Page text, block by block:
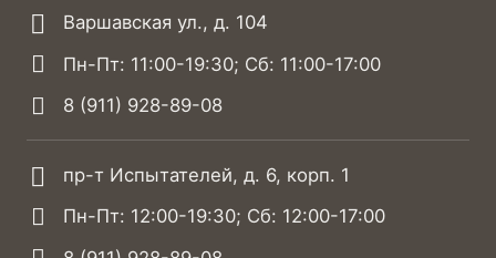
Варшавская ул., д. 104
Пн-Пт: 11:00-19:30; Сб: 11:00-17:00
8 (911) 928-89-08
пр-т Испытателей, д. 6, корп. 1
Пн-Пт: 12:00-19:30; Сб: 12:00-17:00